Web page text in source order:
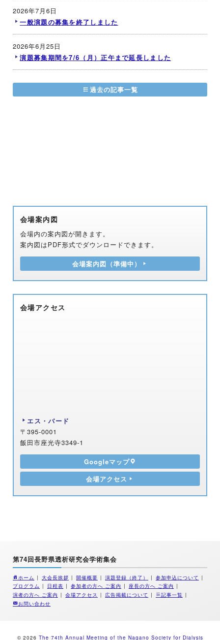
会場案内図
会場内の案内図が開きます。
案内図はPDF形式でダウンロードできます。
会場案内図（準備中）
会場アクセス
エス・バード
〒395-0001
飯田市座光寺3349-1
Googleマップ
会場アクセス
2026年7月6日
一般演題の募集を終了しました
2026年6月25日
演題募集期間を7/6（月）正午まで延長しました
過去の記事一覧
第74回長野県透析研究会学術集会
ホーム 大会長挨拶 開催概要 演題登録（終了）
参加申込について
プログラム
日程表 参加者の方へ ご案内
座長の方へ ご案内
演者の方へ ご案内
会場アクセス 広告掲載について
記事一覧
お問い合わせ
© 2026 The 74th Annual Meeting of the Nagano Society for Dialysis